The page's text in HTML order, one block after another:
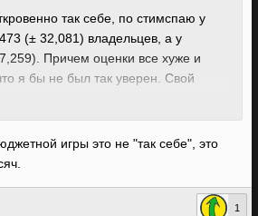
так себе, по стимспаю у
(± 32,081) владельцев, а у
Причем оценки все хуже и
я бы не был так уверен. Свой
к-е возьмут не смотря ни на что,
игры это не "так себе", это
1